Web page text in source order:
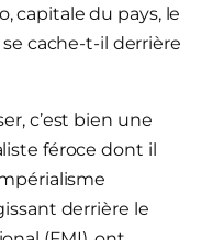
capitale du pays, le
cache-t-il derrière
c’est bien une
féroce dont il
derrière le